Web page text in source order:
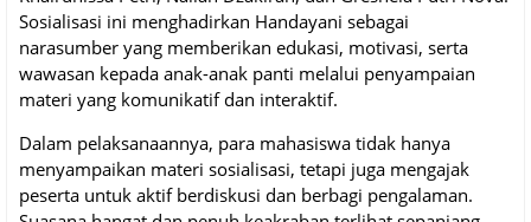
Sosialisasi ini menghadirkan Handayani sebagai
narasumber yang memberikan edukasi, motivasi, serta
wawasan kepada anak-anak panti melalui penyampaian
materi yang komunikatif dan interaktif.
Dalam pelaksanaannya, para mahasiswa tidak hanya
menyampaikan materi sosialisasi, tetapi juga mengajak
peserta untuk aktif berdiskusi dan berbagi pengalaman.